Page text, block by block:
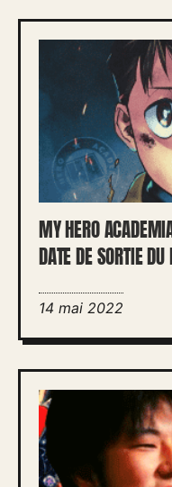
MY HERO
DATE DE SORTIE
14 mai 2022